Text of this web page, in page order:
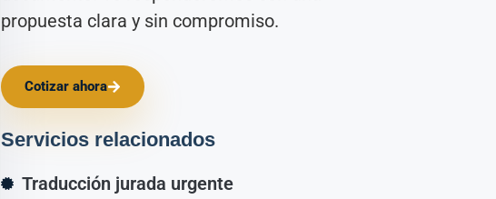
propuesta clara y sin compromiso.
Cotizar ahora
Servicios relacionados
Traducción jurada urgente